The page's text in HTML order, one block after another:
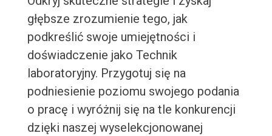
głębsze zrozumienie tego, jak
podkreślić swoje umiejętności i
doświadczenie jako Technik
laboratoryjny. Przygotuj się na
podniesienie poziomu swojego podania
o pracę i wyróżnij się na tle konkurencji
dzięki naszej wyselekcjonowanej